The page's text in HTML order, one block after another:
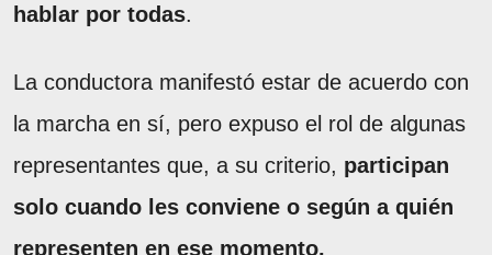
hablar por todas.
La conductora manifestó estar de acuerdo con
la marcha en sí, pero expuso el rol de algunas
representantes que, a su criterio, participan
solo cuando les conviene o según a quién
representen en ese momento.